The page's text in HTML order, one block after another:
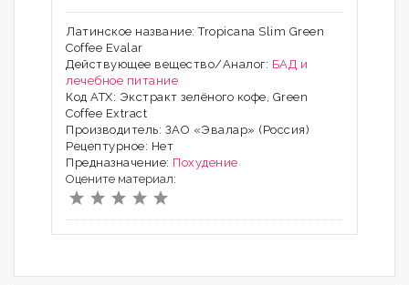
Латинское название: Tropicana Slim Green
Coffee Evalar
Действующее вещество/Аналог: БАД и
лечебное питание
Код АТХ: Экстракт зелёного кофе, Green
Coffee Extract
Производитель: ЗАО «Эвалар» (Россия)
Рецептурное: Нет
Предназначение: Похудение
Оцените материал: